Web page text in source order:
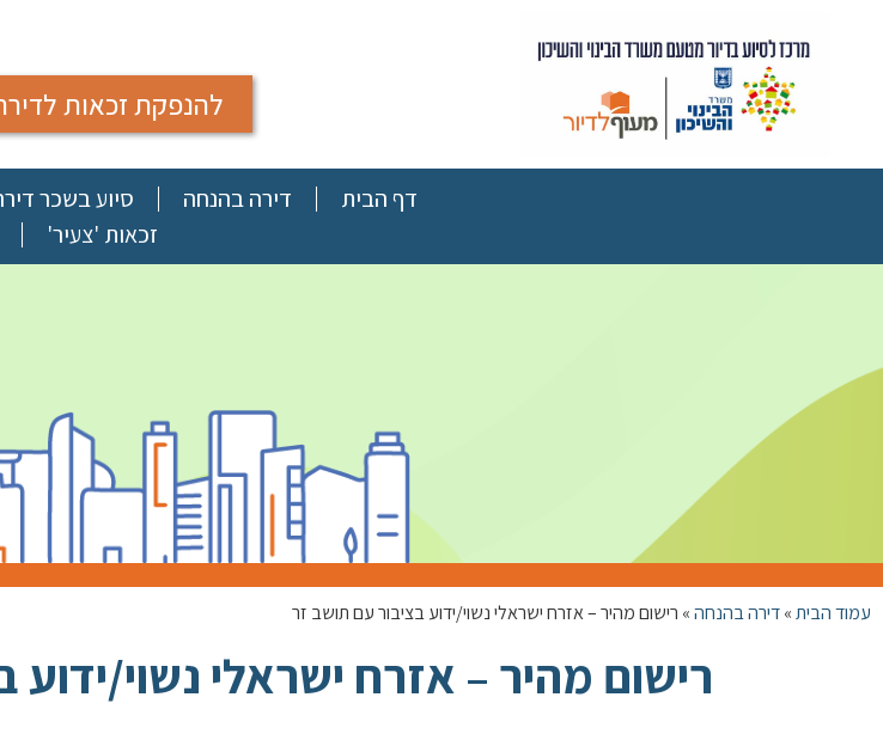
להנפקת זכאות
דף הבית דירה בהנחה סיוע בשכר
זכאות 'צעיר'
עמוד הבית»דירה בהנחה» רישום מהיר – אזרח ישראלי נשוי/ידוע בציבור עם תושב זר
רישום מהיר – אזרח ישראלי נשוי/